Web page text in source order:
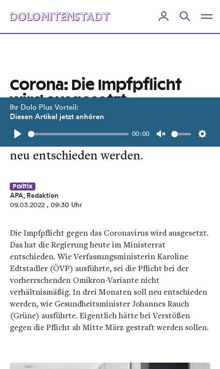
Ihr Dolo Plus Vorteil:
Diesen Artikel jetzt anhören
Play
00:00
Unmute
Corona: Die Impfpflicht
wird ausgesetzt
Empfehlung der Experten-
Kommission. In drei Monaten soll
neu entschieden werden.
Politik
APA, Redaktion
09.03.2022 , 09:30 Uhr
Die Impfpflicht gegen das Coronavirus wird ausgesetzt.
Das hat die Regierung heute im Ministerrat
entschieden. Wie Verfassungsministerin Karoline
Edtstadler (ÖVP) ausführte, sei die Pflicht bei der
vorherrschenden Omikron-Variante nicht
verhältnismäßig. In drei Monaten soll neu entschieden
werden, wie Gesundheitsminister Johannes Rauch
(Grüne) ausführte. Eigentlich hätte bei Verstößen
gegen die Pflicht ab Mitte März gestraft werden sollen.